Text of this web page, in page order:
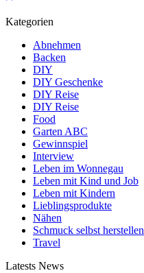
Kategorien
Abnehmen
Backen
DIY
DIY Geschenke
DIY Reise
DIY Reise
Food
Garten ABC
Gewinnspiel
Interview
Leben im Wonnegau
Leben mit Kind und Job
Leben mit Kindern
Lieblingsprodukte
Nähen
Schmuck selbst herstellen
Travel
Latests News